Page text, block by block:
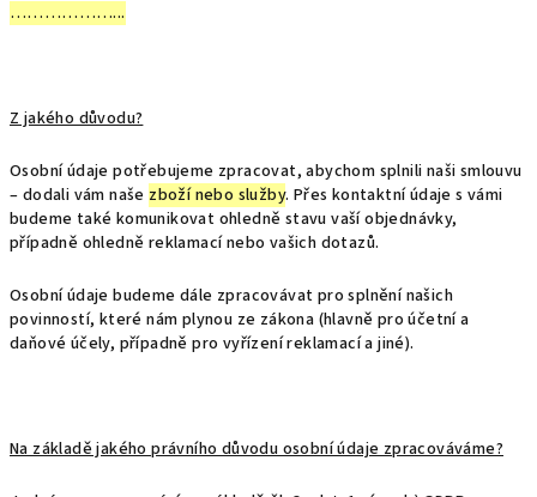
………………...
Z jakého důvodu?
Osobní údaje potřebujeme zpracovat, abychom splnili naši smlouvu
– dodali vám naše zboží nebo služby. Přes kontaktní údaje s vámi
budeme také komunikovat ohledně stavu vaší objednávky,
případně ohledně reklamací nebo vašich dotazů.
Osobní údaje budeme dále zpracovávat pro splnění našich
povinností, které nám plynou ze zákona (hlavně pro účetní a
daňové účely, případně pro vyřízení reklamací a jiné).
Na základě jakého právního důvodu osobní údaje zpracováváme?